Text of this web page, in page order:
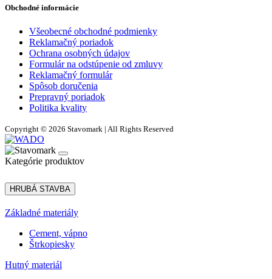
Obchodné informácie
Všeobecné obchodné podmienky
Reklamačný poriadok
Ochrana osobných údajov
Formulár na odstúpenie od zmluvy
Reklamačný formulár
Spôsob doručenia
Prepravný poriadok
Politika kvality
Copyright © 2026 Stavomark | All Rights Reserved
Kategórie produktov
HRUBÁ STAVBA
Základné materiály
Cement, vápno
Štrkopiesky
Hutný materiál